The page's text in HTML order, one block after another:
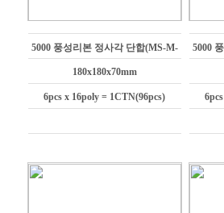
5000 풍성리본 정사각 단합(MS-M-
309)
180x180x70mm
6pcs x 16poly = 1CTN(96pcs)
5000